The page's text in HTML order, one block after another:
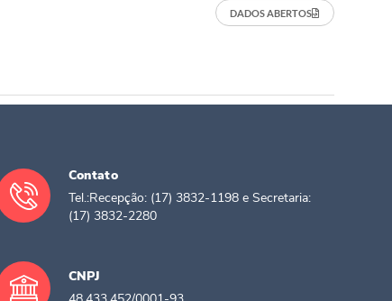
DADOS ABERTOS
Contato
Tel.:Recepção: (17) 3832-1198 e Secretaria:
(17) 3832-2280
CNPJ